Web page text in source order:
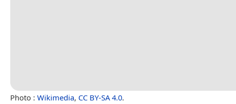
Photo : Wikimedia, CC BY-SA 4.0.